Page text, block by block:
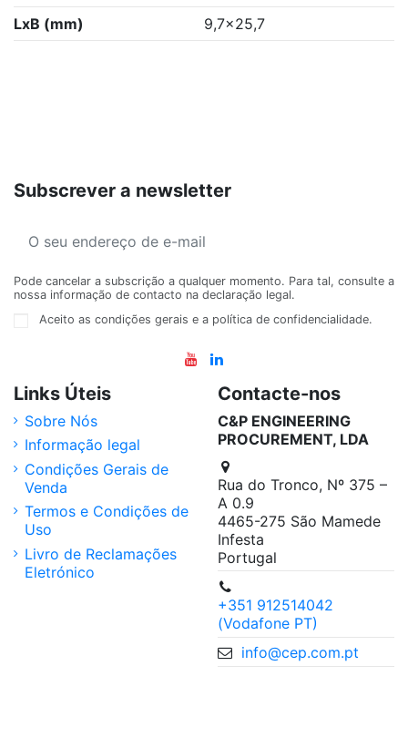
LxB (mm)
9,7x25,7
Subscrever a newsletter
Pode cancelar a subscrição a qualquer momento. Para tal, consulte a
nossa informação de contacto na declaração legal.
Aceito as condições gerais e a política de confidencialidade.
Links Úteis
Sobre Nós
Informação legal
Condições Gerais de
Venda
Termos e Condições de
Uso
Livro de Reclamações
Eletrónico
Contacte-nos
C&P ENGINEERING
PROCUREMENT, LDA
Rua do Tronco, Nº 375 –
A 0.9
4465-275 São Mamede
Infesta
Portugal
+351 912514042
(Vodafone PT)
info@cep.com.pt